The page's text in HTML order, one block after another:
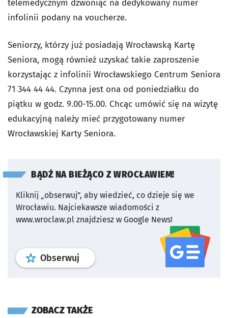
telemedycznym dzwoniąc na dedykowany numer
infolinii podany na voucherze.
Seniorzy, którzy już posiadają Wrocławską Kartę
Seniora, mogą również uzyskać takie zaproszenie
korzystając z infolinii Wrocławskiego Centrum Seniora
71 344 44 44. Czynna jest ona od poniedziałku do
piątku w godz. 9.00-15.00. Chcąc umówić się na wizytę
edukacyjną należy mieć przygotowany numer
Wrocławskiej Karty Seniora.
BĄDŹ NA BIEŻĄCO Z WROCŁAWIEM!
Kliknij „obserwuj”, aby wiedzieć, co dzieje się we
Wrocławiu. Najciekawsze wiadomości z
www.wroclaw.pl znajdziesz w Google News!
Obserwuj profil serwisu
ZOBACZ TAKŻE